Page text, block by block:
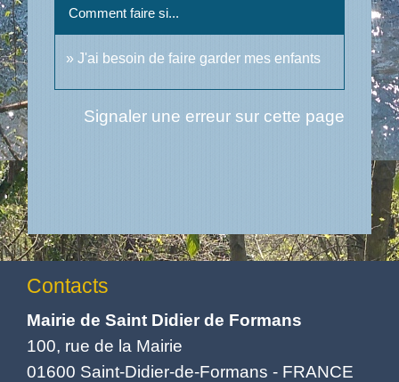
Comment faire si...
J'ai besoin de faire garder mes enfants
Signaler une erreur sur cette page
Contacts
Mairie de Saint Didier de Formans
100, rue de la Mairie
01600 Saint-Didier-de-Formans - FRANCE